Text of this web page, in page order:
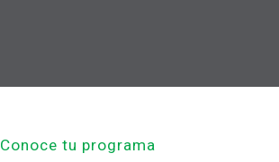
Conoce tu programa